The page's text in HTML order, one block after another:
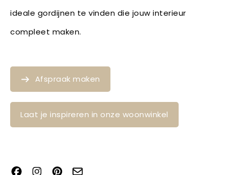
ideale gordijnen te vinden die jouw interieur
compleet maken.
Afspraak maken
Laat je inspireren in onze woonwinkel